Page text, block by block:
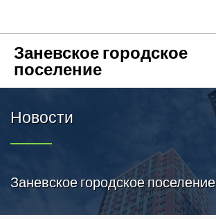
Заневское городское
поселение
Новости
Заневское городское поселение